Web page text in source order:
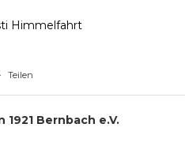
Himmelfahrt
· Teilen
1921 Bernbach e.V.